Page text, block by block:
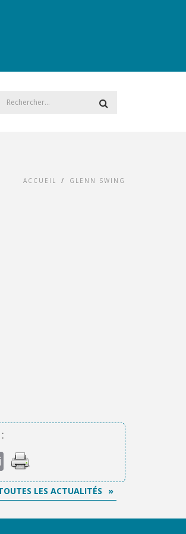
ACCUEIL / GLENN SWING
Email
LES ACTUALITÉS